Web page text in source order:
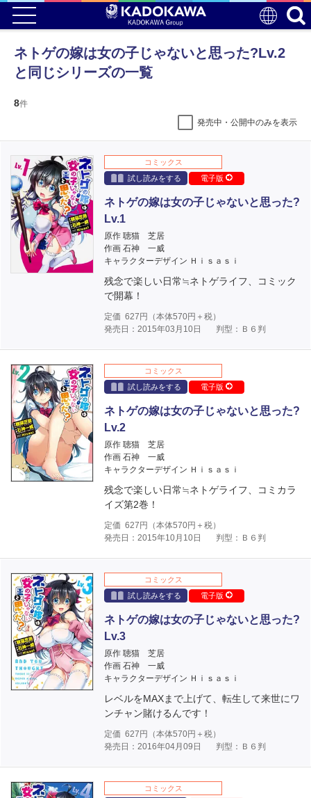
ネトゲの嫁は女の子じゃないと思った?Lv.2
と同じシリーズの一覧
8件
発売中・公開中のみを表示
コミックス
試し読みをする
電子版
ネトゲの嫁は女の子じゃないと思った?
Lv.1
原作 聴猫 芝居
作画 石神 一威
キャラクターデザイン Ｈｉｓａｓｉ
残念で楽しい日常≒ネトゲライフ、コミック
で開幕！
定価 627 円（本体570円＋税）
発売日：2015年03月10日
判型：Ｂ６判
コミックス
試し読みをする
電子版
ネトゲの嫁は女の子じゃないと思った?
Lv.2
原作 聴猫 芝居
作画 石神 一威
キャラクターデザイン Ｈｉｓａｓｉ
残念で楽しい日常≒ネトゲライフ、コミカラ
イズ第2巻！
定価 627 円（本体570円＋税）
発売日：2015年10月10日
判型：Ｂ６判
コミックス
試し読みをする
電子版
ネトゲの嫁は女の子じゃないと思った?
Lv.3
原作 聴猫 芝居
作画 石神 一威
キャラクターデザイン Ｈｉｓａｓｉ
レベルをMAXまで上げて、転生して来世にワ
ンチャン賭けるんです！
定価 627 円（本体570円＋税）
発売日：2016年04月09日
判型：Ｂ６判
コミックス